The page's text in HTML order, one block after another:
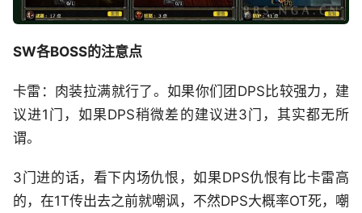
SW各BOSS的注意点
卡雷：肉装拉满就行了。如果你们团DPS比较强力，建
议进1门，如果DPS稍微差的建议进3门，其实都无所
谓。
3门进的话，看下内场仇恨，如果DPS仇恨有比卡雷高
的，在1T传出去之前就嘲讽，不然DPS大概率OT死，嘲